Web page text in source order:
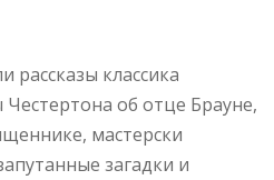
рассказы классика
об отце Брауне,
мастерски
загадки и